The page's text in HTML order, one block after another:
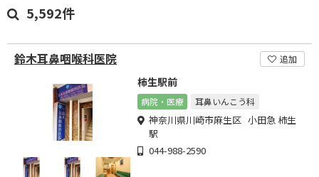
5,592件
鈴木耳鼻咽喉科医院 追加
柿生駅前
病院・医療 耳鼻いんこう科
神奈川県川崎市麻生区 小田急 柿生
駅
044-988-2590